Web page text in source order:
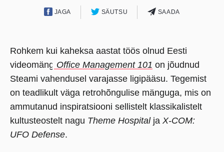
JAGA SÄUTSU SAADA
Rohkem kui kaheksa aastat töös olnud Eesti
videomäng Office Management 101 on jõudnud
Steami vahendusel varajasse ligipääsu. Tegemist
on teadlikult väga retrohõngulise mänguga, mis on
ammutanud inspiratsiooni sellistelt klassikalistelt
kultusteostelt nagu Theme Hospitalja X-COM:
UFO Defense.